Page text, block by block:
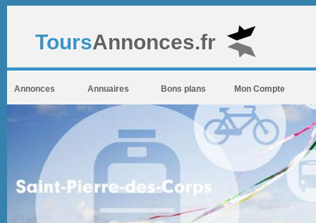
ToursAnnonces.fr
Annonces Annuaires Bons plans Mon Compte